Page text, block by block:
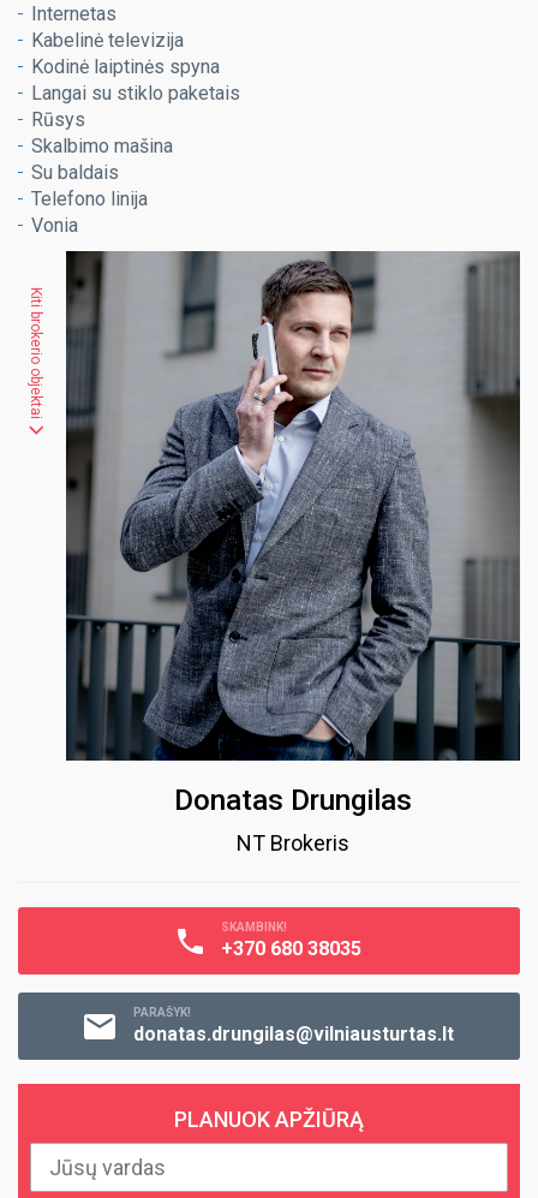
Internetas
Kabelinė televizija
Kodinė laiptinės spyna
Langai su stiklo paketais
Rūsys
Skalbimo mašina
Su baldais
Telefono linija
Vonia
Kiti brokerio objektai
Donatas Drungilas
NT Brokeris
SKAMBINK!
+370 680 38035
PARAŠYK!
donatas.drungilas@vilniausturtas.lt
PLANUOK APŽIŪRĄ